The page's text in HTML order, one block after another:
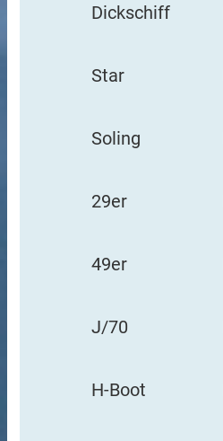
Dickschiff
Star
Soling
29er
49er
J/70
H-Boot